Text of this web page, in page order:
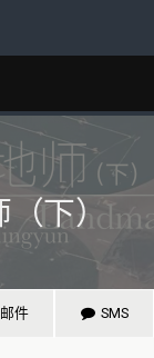
（下）
邮件 SMS